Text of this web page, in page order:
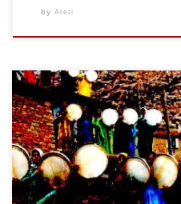
by Areti
Την Πέμπτη 22 Δεκεμβρίου, στις
γιορτάσουμε το χειμερινό
που γεννιέται ξανά και θα
απελευθερώνεται και
τραγουδήσουμε παραδοσιακά